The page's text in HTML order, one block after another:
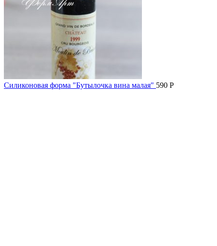
Силиконовая форма "Бутылочка вина малая" 590 Р